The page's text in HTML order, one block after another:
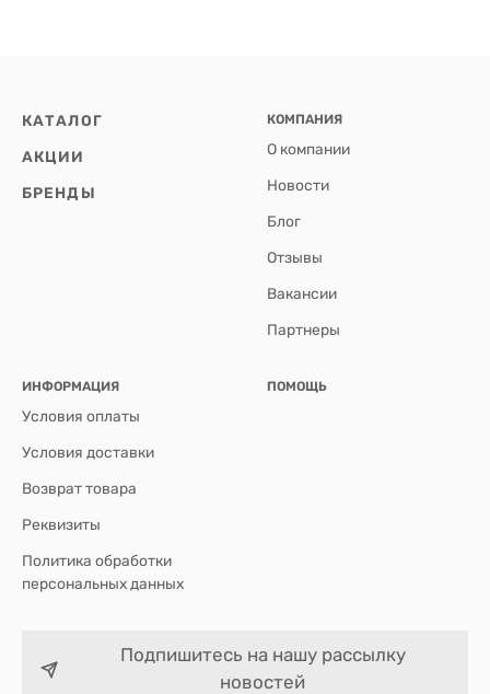
КАТАЛОГ
АКЦИИ
БРЕНДЫ
КОМПАНИЯ
О компании
Новости
Блог
Отзывы
Вакансии
Партнеры
ИНФОРМАЦИЯ
Условия оплаты
Условия доставки
Возврат товара
Реквизиты
Политика обработки
персональных данных
ПОМОЩЬ
Подпишитесь на нашу рассылку
новостей